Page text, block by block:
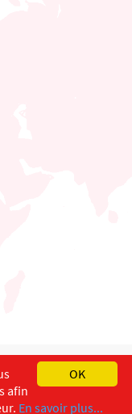
OK
afin
En savoir plus...